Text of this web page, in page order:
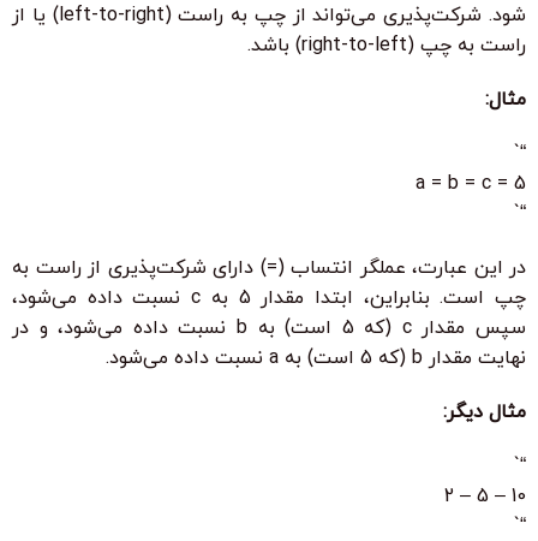
شود. شرکت‌پذیری می‌تواند از چپ به راست (left-to-right) یا از
راست به چپ (right-to-left) باشد.
مثال:
“`
a = b = c = 5
“`
در این عبارت، عملگر انتساب (=) دارای شرکت‌پذیری از راست به
چپ است. بنابراین، ابتدا مقدار 5 به c نسبت داده می‌شود،
سپس مقدار c (که 5 است) به b نسبت داده می‌شود، و در
نهایت مقدار b (که 5 است) به a نسبت داده می‌شود.
مثال دیگر:
“`
10 – 5 – 2
“`